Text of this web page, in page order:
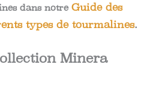
dans notre Guide des
types de tourmalines.
Minera